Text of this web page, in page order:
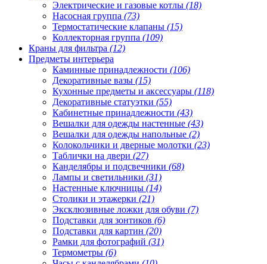
Электрические и газовые котлы (18)
Насосная группа (73)
Термостатические клапаны (15)
Коллекторная группа (109)
Краны для фильтра (12)
Предметы интерьера
Каминные принадлежности (106)
Декоративные вазы (15)
Кухонные предметы и аксессуары (118)
Декоративные статуэтки (55)
Кабинетные принадлежности (43)
Вешалки для одежды настенные (43)
Вешалки для одежды напольные (2)
Колокольчики и дверные молотки (23)
Таблички на двери (27)
Канделябры и подсвечники (68)
Лампы и светильники (31)
Настенные ключницы (14)
Столики и этажерки (21)
Эксклюзивные ложки для обуви (7)
Подставки для зонтиков (6)
Подставки для картин (20)
Рамки для фотографий (31)
Термометры (6)